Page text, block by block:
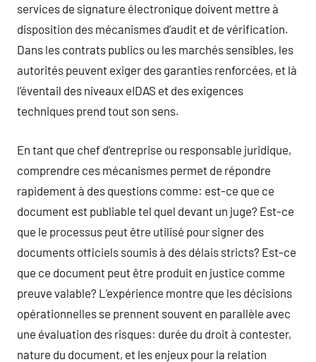
services de signature électronique doivent mettre à
disposition des mécanismes d’audit et de vérification.
Dans les contrats publics ou les marchés sensibles, les
autorités peuvent exiger des garanties renforcées, et là
l’éventail des niveaux eIDAS et des exigences
techniques prend tout son sens.
En tant que chef d’entreprise ou responsable juridique,
comprendre ces mécanismes permet de répondre
rapidement à des questions comme: est-ce que ce
document est publiable tel quel devant un juge? Est-ce
que le processus peut être utilisé pour signer des
documents officiels soumis à des délais stricts? Est-ce
que ce document peut être produit en justice comme
preuve valable? L’expérience montre que les décisions
opérationnelles se prennent souvent en parallèle avec
une évaluation des risques: durée du droit à contester,
nature du document, et les enjeux pour la relation